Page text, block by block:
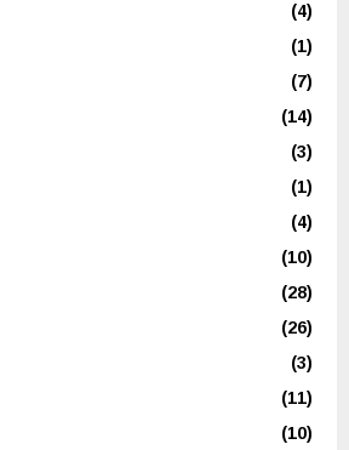
(4)
(1)
(7)
(14)
(3)
(1)
(4)
(10)
(28)
(26)
(3)
(11)
(10)